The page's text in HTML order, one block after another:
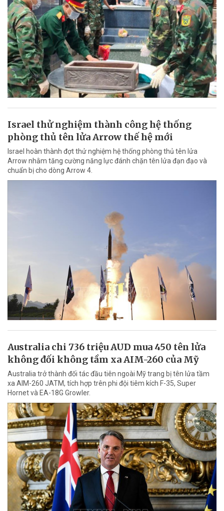
Israel thử nghiệm thành công hệ thống
phòng thủ tên lửa Arrow thế hệ mới
Israel hoàn thành đợt thử nghiệm hệ thống phòng thủ tên lửa
Arrow nhằm tăng cường năng lực đánh chặn tên lửa đạn đạo và
chuẩn bị cho dòng Arrow 4.
Australia chi 736 triệu AUD mua 450 tên lửa
không đối không tầm xa AIM-260 của Mỹ
Australia trở thành đối tác đầu tiên ngoài Mỹ trang bị tên lửa tầm
xa AIM-260 JATM, tích hợp trên phi đội tiêm kích F-35, Super
Hornet và EA-18G Growler.